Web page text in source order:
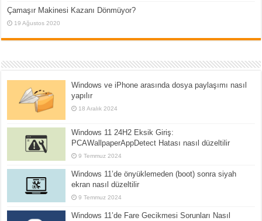
Çamaşır Makinesi Kazanı Dönmüyor?
19 Ağustos 2020
Windows ve iPhone arasında dosya paylaşımı nasıl
yapılır
18 Aralık 2024
Windows 11 24H2 Eksik Giriş:
PCAWallpaperAppDetect Hatası nasıl düzeltilir
9 Temmuz 2024
Windows 11’de önyüklemeden (boot) sonra siyah
ekran nasıl düzeltilir
9 Temmuz 2024
Windows 11’de Fare Gecikmesi Sorunları Nasıl